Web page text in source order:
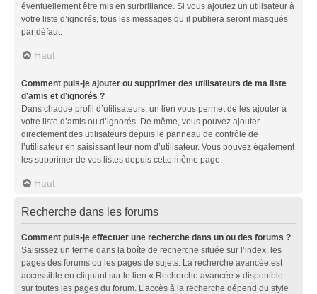
éventuellement être mis en surbrillance. Si vous ajoutez un utilisateur à
votre liste d’ignorés, tous les messages qu’il publiera seront masqués
par défaut.
Haut
Comment puis-je ajouter ou supprimer des utilisateurs de ma liste
d’amis et d’ignorés ?
Dans chaque profil d’utilisateurs, un lien vous permet de les ajouter à
votre liste d’amis ou d’ignorés. De même, vous pouvez ajouter
directement des utilisateurs depuis le panneau de contrôle de
l’utilisateur en saisissant leur nom d’utilisateur. Vous pouvez également
les supprimer de vos listes depuis cette même page.
Haut
Recherche dans les forums
Comment puis-je effectuer une recherche dans un ou des forums ?
Saisissez un terme dans la boîte de recherche située sur l’index, les
pages des forums ou les pages de sujets. La recherche avancée est
accessible en cliquant sur le lien « Recherche avancée » disponible
sur toutes les pages du forum. L’accès à la recherche dépend du style